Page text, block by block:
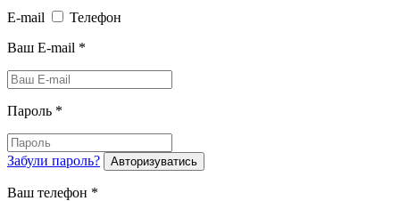
E-mail
Телефон
Ваш E-mail *
Пароль *
Забули пароль? Авторизуватись
Ваш телефон *